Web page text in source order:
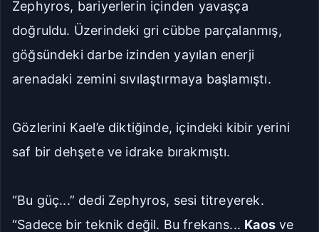
Zephyros, bariyerlerin içinden yavaşça
doğruldu. Üzerindeki gri cübbe parçalanmış,
göğsündeki darbe izinden yayılan enerji
arenadaki zemini sıvılaştırmaya başlamıştı.
Gözlerini Kael’e diktiğinde, içindeki kibir yerini
saf bir dehşete ve idrake bırakmıştı.
“Bu güç...” dedi Zephyros, sesi titreyerek.
“Sadece bir teknik değil. Bu frekans... Kaosve